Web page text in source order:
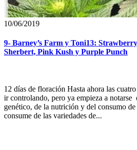
10/06/2019
9- Barney’s Farm y Toni13:
Sherbert, Pink Kush y Purple Punch
12 días de floración Hasta ahora las
ir controlando, pero ya empieza a notarse
genético, de la nutrición y del consumo de
consume de las variedades de...